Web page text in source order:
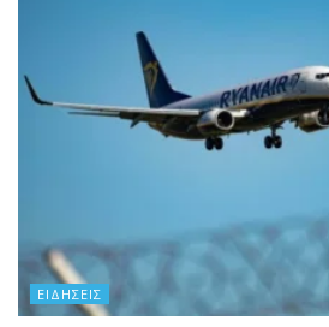
ΕΙΔΉΣΕΙΣ